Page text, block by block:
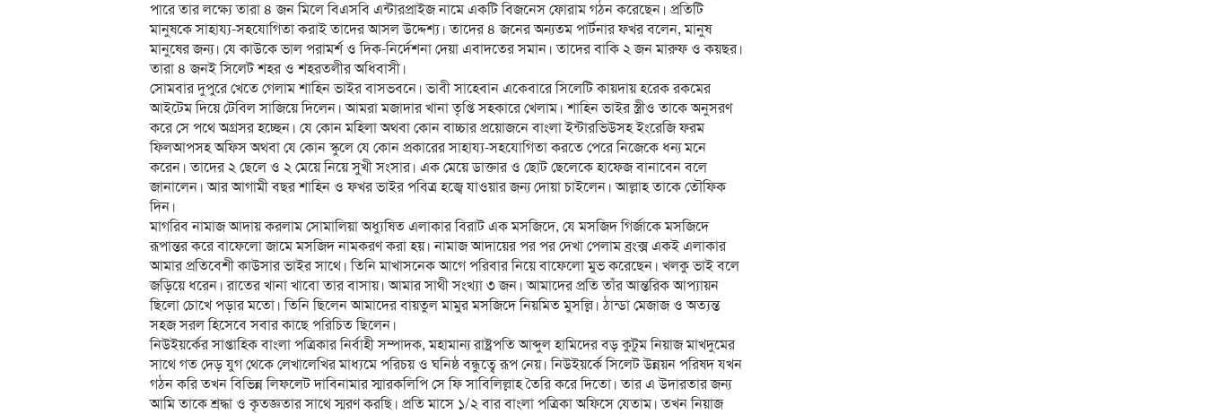
পারে তার লক্ষ্যে তারা ৪ জন মিলে বিএসবি এন্টারপ্রাইজ নামে একটি বিজনেস ফোরাম গঠন করেছেন। প্রতিটি
মানুষকে সাহায্য-সহযোগিতা করাই তাদের আসল উদ্দেশ্য। তাদের ৪ জনের অন্যতম পার্টনার ফখর বলেন, মানুষ
মানুষের জন্য। যে কাউকে ভাল পরামর্শ ও দিক-নির্দেশনা দেয়া এবাদতের সমান। তাদের বাকি ২ জন মারুফ ও কয়ছর।
তারা ৪ জনই সিলেট শহর ও শহরতলীর অধিবাসী।
সোমবার দুপুরে খেতে গেলাম শাহিন ভাইর বাসভবনে। ভাবী সাহেবান একেবারে সিলেটি কায়দায় হরেক রকমের
আইটেম দিয়ে টেবিল সাজিয়ে দিলেন। আমরা মজাদার খানা তৃপ্তি সহকারে খেলাম। শাহিন ভাইর স্ত্রীও তাকে অনুসরণ
করে সে পথে অগ্রসর হচ্ছেন। যে কোন মহিলা অথবা কোন বাচ্চার প্রয়োজনে বাংলা ইন্টারভিউসহ ইংরেজি ফরম
ফিলআপসহ অফিস অথবা যে কোন স্কুলে যে কোন প্রকারের সাহায্য-সহযোগিতা করতে পেরে নিজেকে ধন্য মনে
করেন। তাদের ২ ছেলে ও ২ মেয়ে নিয়ে সুখী সংসার। এক মেয়ে ডাক্তার ও ছোট ছেলেকে হাফেজ বানাবেন বলে
জানালেন। আর আগামী বছর শাহিন ও ফখর ভাইর পবিত্র হজ্বে যাওয়ার জন্য দোয়া চাইলেন। আল্লাহ তাকে তৌফিক
দিন।
মাগরিব নামাজ আদায় করলাম সোমালিয়া অধ্যুষিত এলাকার বিরাট এক মসজিদে, যে মসজিদ গির্জাকে মসজিদে
রূপান্তর করে বাফেলো জামে মসজিদ নামকরণ করা হয়। নামাজ আদায়ের পর পর দেখা পেলাম ব্রংক্স একই এলাকার
আমার প্রতিবেশী কাউসার ভাইর সাথে। তিনি মাখাসনেক আগে পরিবার নিয়ে বাফেলো মুভ করেছেন। খলকু ভাই বলে
জড়িয়ে ধরেন। রাতের খানা খাবো তার বাসায়। আমার সাথী সংখ্যা ৩ জন। আমাদের প্রতি তাঁর আন্তরিক আপ্যায়ন
ছিলো চোখে পড়ার মতো। তিনি ছিলেন আমাদের বায়তুল মামুর মসজিদে নিয়মিত মুসল্লি। ঠান্ডা মেজাজ ও অত্যন্ত
সহজ সরল হিসেবে সবার কাছে পরিচিত ছিলেন।
নিউইয়র্কের সাপ্তাহিক বাংলা পত্রিকার নির্বাহী সম্পাদক, মহামান্য রাষ্ট্রপতি আব্দুল হামিদের বড় কুটুম নিয়াজ মাখদুমের
সাথে গত দেড় যুগ থেকে লেখালেখির মাধ্যমে পরিচয় ও ঘনিষ্ঠ বন্ধুত্বে রূপ নেয়। নিউইয়র্কে সিলেট উন্নয়ন পরিষদ যখন
গঠন করি তখন বিভিন্ন লিফলেট দাবিনামার স্মারকলিপি সে ফি সাবিলিল্লাহ তৈরি করে দিতো। তার এ উদারতার জন্য
আমি তাকে শ্রদ্ধা ও কৃতজ্ঞতার সাথে স্মরণ করছি। প্রতি মাসে ১/২ বার বাংলা পত্রিকা অফিসে যেতাম। তখন নিয়াজ